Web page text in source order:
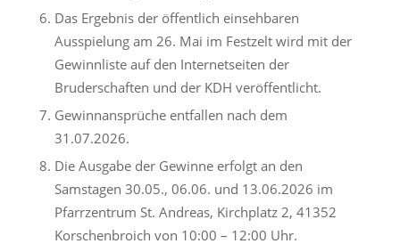
Das Ergebnis der öffentlich einsehbaren
Ausspielung am 26. Mai im Festzelt wird mit der
Gewinnliste auf den Internetseiten der
Bruderschaften und der KDH veröffentlicht.
Gewinnansprüche entfallen nach dem
31.07.2026.
Die Ausgabe der Gewinne erfolgt an den
Samstagen 30.05., 06.06. und 13.06.2026 im
Pfarrzentrum St. Andreas, Kirchplatz 2, 41352
Korschenbroich von 10:00 – 12:00 Uhr.